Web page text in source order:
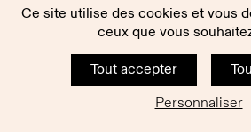
Ce site utilise des cookies et vous
ceux que vous
Tout accepter
Personnaliser